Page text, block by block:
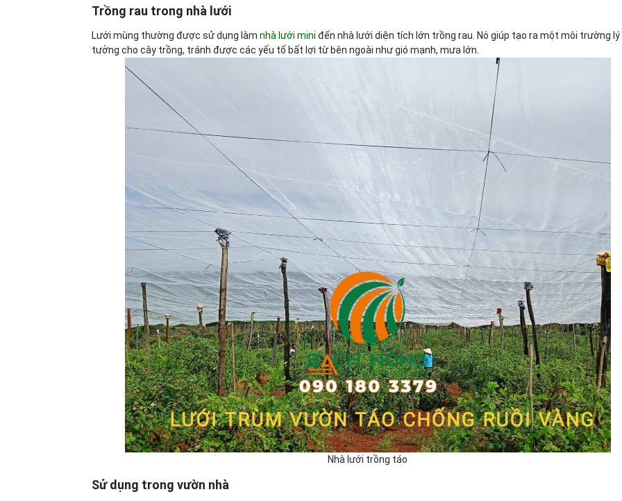
Trồng rau trong nhà lưới
Lưới mùng thường được sử dụng làm nhà lưới mini đến nhà lưới diện tích lớn trồng rau. Nó giúp tạo ra một môi trường lý
tưởng cho cây trồng, tránh được các yếu tố bất lợi từ bên ngoài như gió mạnh, mưa lớn.
Nhà lưới trồng táo
Sử dụng trong vườn nhà